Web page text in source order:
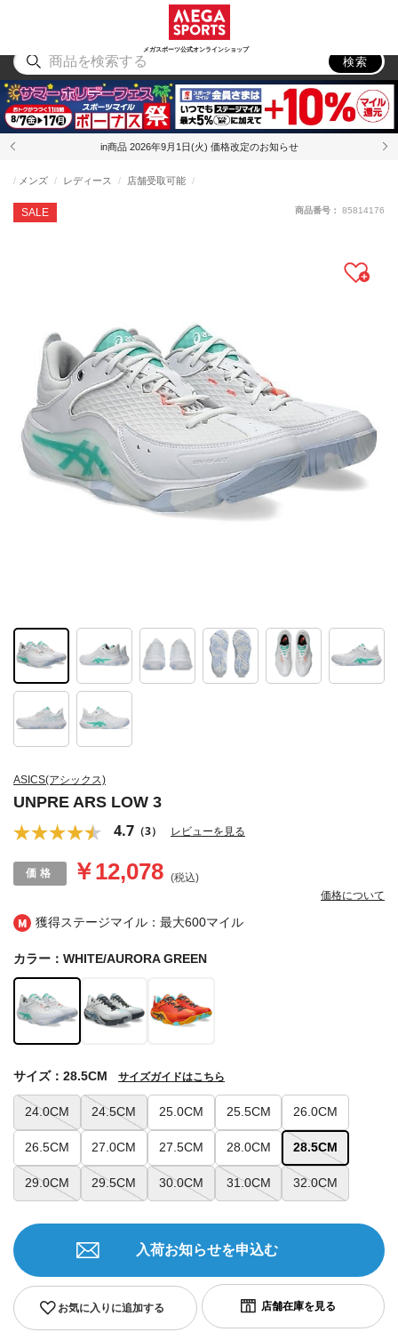
メガスポーツ公式オンラインショップ
アウトドア
検索
in商品 2026年9月1日(火) 価格改定のお知らせ
獲得ステージマイル：最大600マイル
ASICS(アシックス)
UNPRE ARS LOW 3
4.7 （3） レビューを見る
SALE
メンズ レディース 店舗受取可能
￥12,078 (税込)
価格について
商品番号： 85814176
カラー：WHITE/AURORA GREEN
24.0CM 24.5CM 25.0CM 25.5CM 26.0CM
26.5CM 27.0CM 27.5CM 28.0CM 28.5CM
29.0CM 29.5CM 30.0CM 31.0CM 32.0CM
サイズ：28.5CM サイズガイドはこちら
お気に入りに追加する
入荷お知らせを申込む